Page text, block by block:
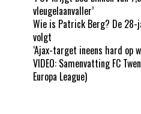
vleugelaanvaller’
Wie is Patrick Berg? De
volgt
‘Ajax-target ineens hard op
VIDEO: Samenvatting FC
Europa League)